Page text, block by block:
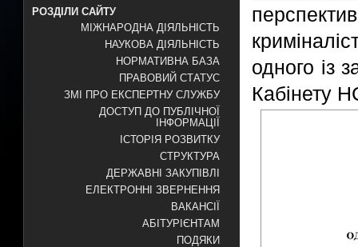
РОЗДІЛИ САЙТУ
МІЖНАРОДНА ДІЯЛЬНІСТЬ
НАУКОВА ДІЯЛЬНІСТЬ
НОРМАТИВНА БАЗА
ПРАВОВИЙ СТАТУС
ЗМІ ПРО ЕКСПЕРТНУ СЛУЖБУ
ДОСТУП ДО ПУБЛІЧНОЇ
ІНФОРМАЦІЇ
ІСТОРІЯ РОЗВИТКУ
СТРУКТУРА
ДЕРЖАВНІ ЗАКУПІВЛІ
ЕЛЕКТРОННІ ЗВЕРНЕННЯ
ВАКАНСІЇ
АБІТУРІЄНТАМ
ПОДЯКИ
одного із
Кабінету